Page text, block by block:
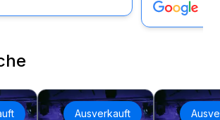
Ausverkauft